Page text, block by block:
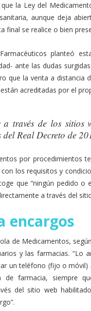
la Ley del
aunque deja
final se realice o bien
planteó
ante las dudas
que la venta a distancia
acreditadas por el
a través de los
Real Decreto de
por procedimientos
los requisitos y
que “ningún pedido
a través del
encargos
de Medicamentos,
y las farmacias. “Lo
un teléfono (fijo o
de farmacia, siempre
del sitio web